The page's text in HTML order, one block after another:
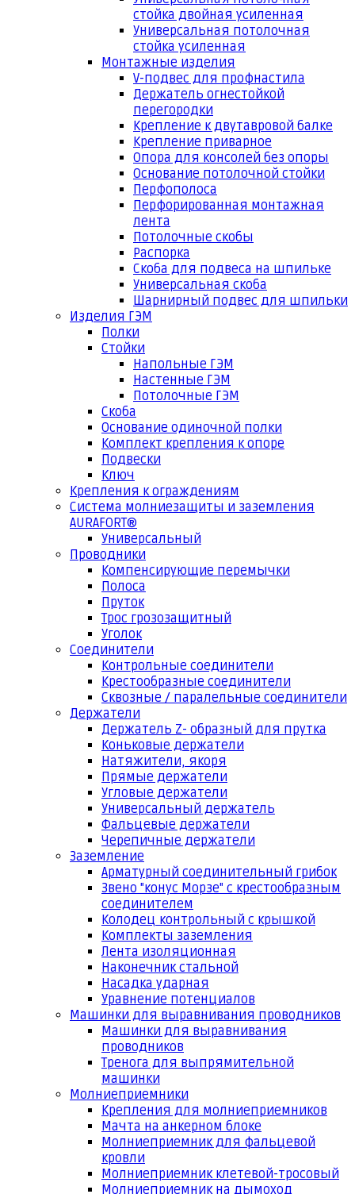
стойка двойная усиленная
Универсальная потолочная
стойка усиленная
Монтажные изделия
V-подвес для профнастила
Держатель огнестойкой
перегородки
Крепление к двутавровой балке
Крепление приварное
Опора для консолей без опоры
Основание потолочной стойки
Перфополоса
Перфорированная монтажная
лента
Потолочные скобы
Распорка
Скоба для подвеса на шпильке
Универсальная скоба
Шарнирный подвес для шпильки
Изделия ГЭМ
Полки
Стойки
Напольные ГЭМ
Настенные ГЭМ
Потолочные ГЭМ
Скоба
Основание одиночной полки
Комплект крепления к опоре
Подвески
Ключ
Крепления к ограждениям
Система молниезащиты и заземления
AURAFORT®
Универсальный
Проводники
Компенсирующие перемычки
Полоса
Пруток
Трос грозозащитный
Уголок
Соединители
Контрольные соединители
Крестообразные соединители
Сквозные / паралельные соединители
Держатели
Держатель Z- образный для прутка
Коньковые держатели
Натяжители, якоря
Прямые держатели
Угловые держатели
Универсальный держатель
Фальцевые держатели
Черепичные держатели
Заземление
Арматурный соединительный грибок
Звено "конус Морзе" с крестообразным
соединителем
Колодец контрольный с крышкой
Комплекты заземления
Лента изоляционная
Наконечник стальной
Насадка ударная
Уравнение потенциалов
Машинки для выравнивания проводников
Машинки для выравнивания
проводников
Тренога для выпрямительной
машинки
Молниеприемники
Крепления для молниеприемников
Мачта на анкерном блоке
Молниеприемник для фальцевой
кровли
Молниеприемник клетевой-тросовый
Молниеприемник на дымоход